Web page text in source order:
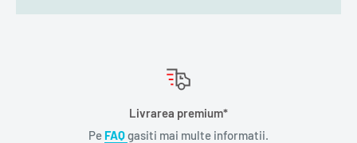
Livrarea premium*
Pe FAQgasiti mai multe informatii.